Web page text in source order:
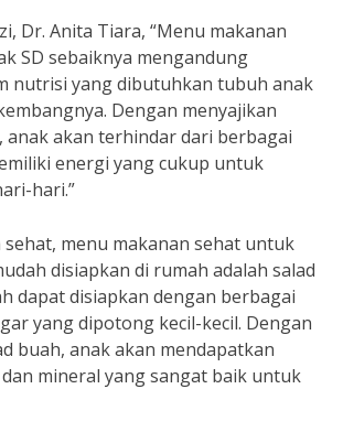
Dr. Anita Tiara, “Menu makanan
SD sebaiknya mengandung
nutrisi yang dibutuhkan tubuh anak
Dengan menyajikan
anak akan terhindar dari berbagai
energi yang cukup untuk
hari.”
sehat, menu makanan sehat untuk
disiapkan di rumah adalah salad
dapat disiapkan dengan berbagai
yang dipotong kecil-kecil. Dengan
buah, anak akan mendapatkan
mineral yang sangat baik untuk